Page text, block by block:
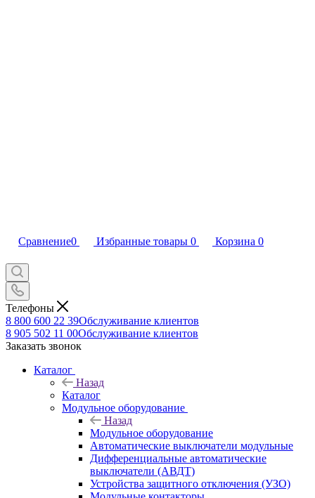
Сравнение0 Избранные товары 0 Корзина 0
Телефоны
8 800 600 22 39Обслуживание клиентов
8 905 502 11 00Обслуживание клиентов
Заказать звонок
Каталог
Назад
Каталог
Модульное оборудование
Назад
Модульное оборудование
Автоматические выключатели модульные
Дифференциальные автоматические
выключатели (АВДТ)
Устройства защитного отключения (УЗО)